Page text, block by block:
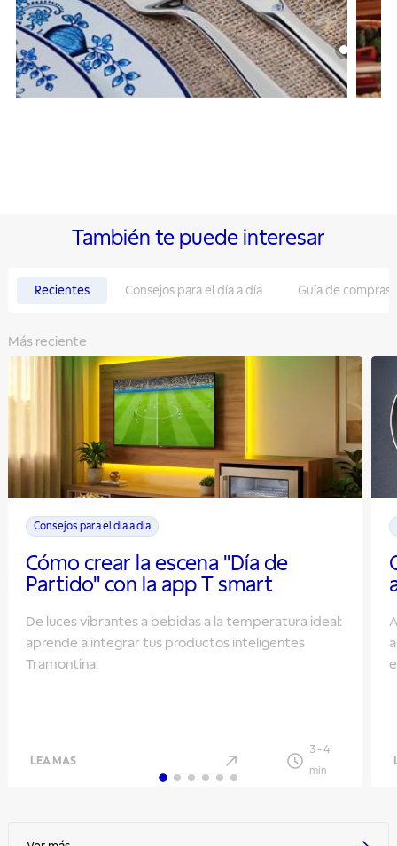
También te puede interesar
Recientes Consejos para el día a día Guía de compras
Más reciente
Consejos para el día a día
Cómo crear la escena "Día de
Partido" con la app T smart
De luces vibrantes a bebidas a la temperatura ideal:
aprende a integrar tus productos inteligentes
Tramontina.
LEA MAS
3-4
min